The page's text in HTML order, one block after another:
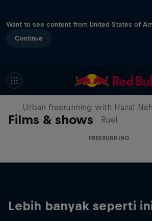
Want to see content from United States of
Continue
Films & shows
Making of Roof
Urban freerunning with Hazal
Ruel
FREERUNNING
Lebih banyak seperti